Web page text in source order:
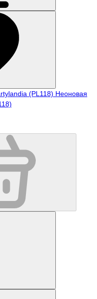
Неоновая